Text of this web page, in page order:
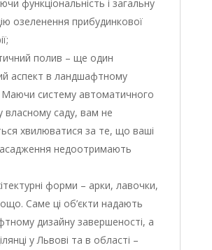
функціональність і загальну
озеленення прибудинкової
полив – ще один
аспект в ландшафтному
Маючи систему автоматичного
власному саду, вам не
хвилюватися за те, що ваші
недоотримають
форми – арки, лавочки,
Саме ці об’єкти надають
дизайну завершеності, а
у Львові та в області –